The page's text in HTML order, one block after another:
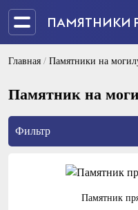
ПАМЯТНИКИ
Главная / Памятники на
Памятник на
Фильтр
Памятник